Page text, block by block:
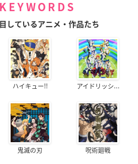
KEYWORDS
しているアニメ・作品たち
ハイキュー!! アイドリッシ...
鬼滅の刃 呪術廻戦